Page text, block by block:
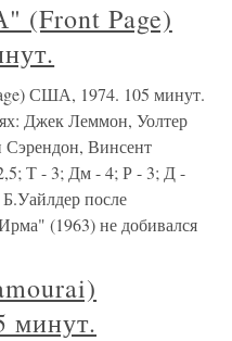
Page)
США, 1974. 105 минут.
Джек Леммон, Уолтер
Сэрендон, Винсент
Т - 3; Дм - 4; Р - 3; Д -
после
(1963) не добивался
минут.